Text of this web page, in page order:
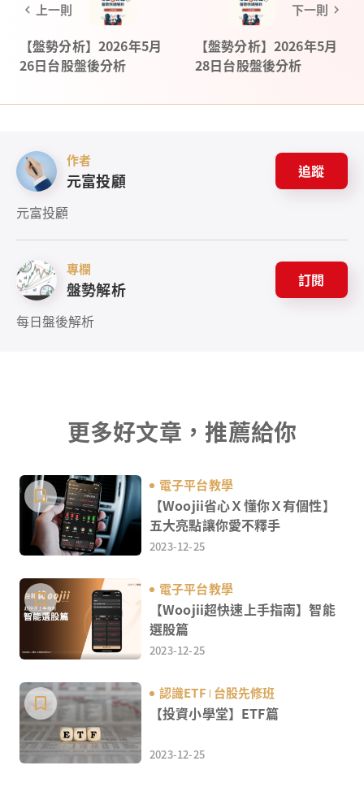
上一則
【盤勢分析】2026年5月
26日台股盤後分析
下一則
【盤勢分析】2026年5月
28日台股盤後分析
作者
元富投顧 追蹤
元富投顧
專欄
盤勢解析 訂閱
每日盤後解析
更多好文章，推薦給你
電子平台教學
【Woojii省心Ｘ懂你Ｘ有個性】
五大亮點讓你愛不釋手
2023-12-25
電子平台教學
【Woojii超快速上手指南】智能
選股篇
2023-12-25
認識ETF 台股先修班
【投資小學堂】ETF篇
2023-12-25